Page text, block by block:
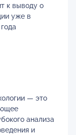
к выводу о
уже в
— это
анализа
и